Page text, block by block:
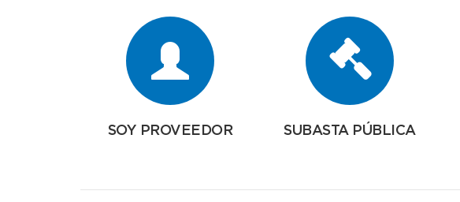
SOY PROVEEDOR SUBASTA PÚBLICA